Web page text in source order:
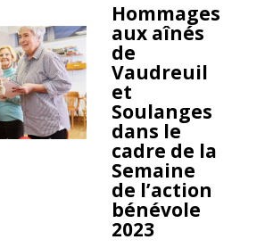
Hommages
aux aînés
de
Vaudreuil
et
Soulanges
dans le
cadre de la
Semaine
de l’action
bénévole
2023